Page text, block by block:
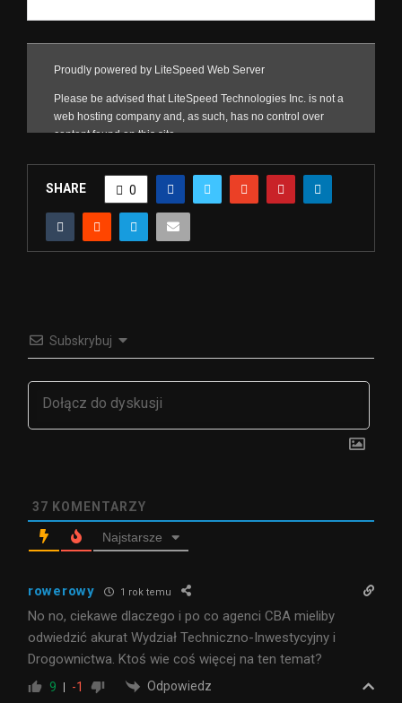
SHARE 0
Subskrybuj
37 KOMENTARZY
Najstarsze
rowerowy 1 rok temu
No no, ciekawe dlaczego i po co agenci CBA mieliby
odwiedzić akurat Wydział Techniczno-Inwestycyjny i
Drogownictwa. Ktoś wie coś więcej na ten temat?
9 -1 Odpowiedz